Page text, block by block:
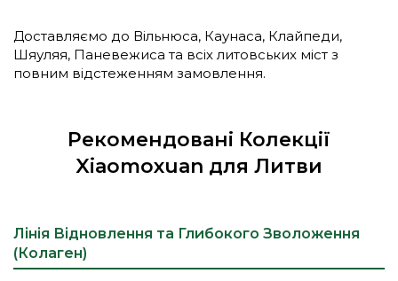
Доставляємо до Вільнюса, Каунаса, Клайпеди,
Шяуляя, Паневежиса та всіх литовських міст з
повним відстеженням замовлення.
Рекомендовані Колекції
Xiaomoxuan для Литви
Лінія Відновлення та Глибокого Зволоження
(Колаген)